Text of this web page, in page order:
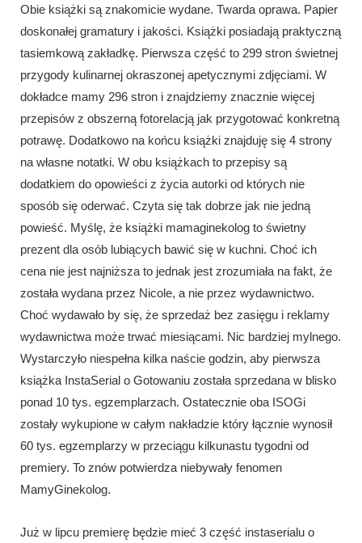
Obie książki są znakomicie wydane. Twarda oprawa. Papier
doskonałej gramatury i jakości. Książki posiadają praktyczną
tasiemkową zakładkę. Pierwsza część to 299 stron świetnej
przygody kulinarnej okraszonej apetycznymi zdjęciami. W
dokładce mamy 296 stron i znajdziemy znacznie więcej
przepisów z obszerną fotorelacją jak przygotować konkretną
potrawę. Dodatkowo na końcu książki znajduję się 4 strony
na własne notatki. W obu książkach to przepisy są
dodatkiem do opowieści z życia autorki od których nie
sposób się oderwać. Czyta się tak dobrze jak nie jedną
powieść. Myślę, że książki mamaginekolog to świetny
prezent dla osób lubiących bawić się w kuchni. Choć ich
cena nie jest najniższa to jednak jest zrozumiała na fakt, że
została wydana przez Nicole, a nie przez wydawnictwo.
Choć wydawało by się, że sprzedaż bez zasięgu i reklamy
wydawnictwa może trwać miesiącami. Nic bardziej mylnego.
Wystarczyło niespełna kilka naście godzin, aby pierwsza
książka InstaSerial o Gotowaniu została sprzedana w blisko
ponad 10 tys. egzemplarzach. Ostatecznie oba ISOGi
zostały wykupione w całym nakładzie który łącznie wynosił
60 tys. egzemplarzy w przeciągu kilkunastu tygodni od
premiery. To znów potwierdza niebywały fenomen
MamyGinekolog.
Już w lipcu premierę będzie mieć 3 część instaserialu o